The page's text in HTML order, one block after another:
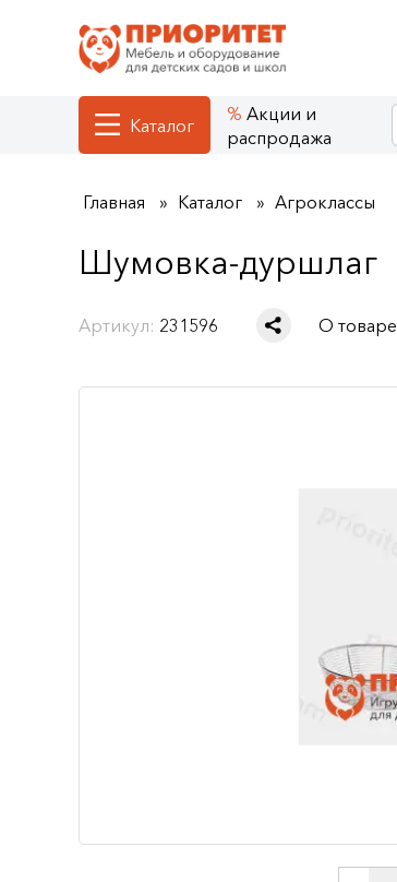
Каталог
Акции и
распродажа
Главная Каталог Агроклассы
Шумовка-дуршлаг
Артикул: 231596 О товаре